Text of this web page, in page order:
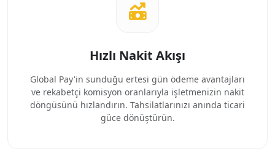
Hızlı Nakit Akışı
Global Pay'in sunduğu ertesi gün ödeme avantajları
ve rekabetçi komisyon oranlarıyla işletmenizin nakit
döngüsünü hızlandırın. Tahsilatlarınızı anında ticari
güce dönüştürün.